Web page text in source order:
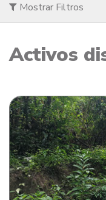
Mostrar Filtros
Activos
Lote de